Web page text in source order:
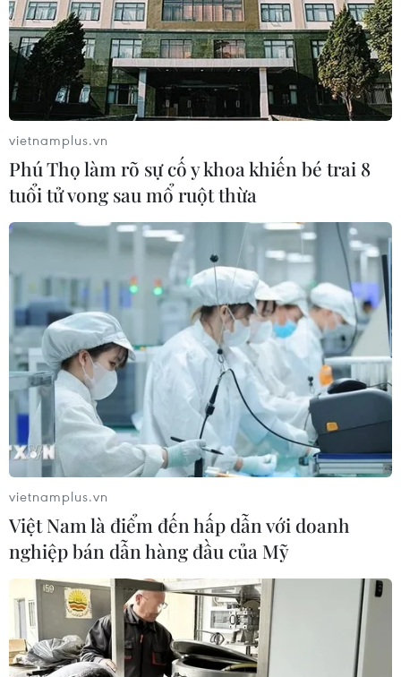
vietnamplus.vn
Phú Thọ làm rõ sự cố y khoa khiến bé trai 8
tuổi tử vong sau mổ ruột thừa
vietnamplus.vn
Việt Nam là điểm đến hấp dẫn với doanh
nghiệp bán dẫn hàng đầu của Mỹ